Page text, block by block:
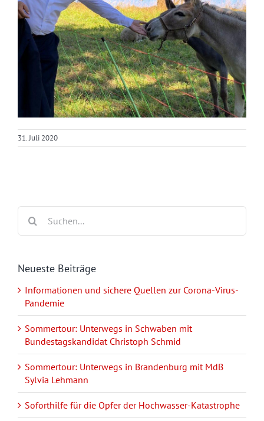
31. Juli 2020
nach:
Neueste Beiträge
Informationen und sichere Quellen zur Corona-Virus-
Pandemie
Sommertour: Unterwegs in Schwaben mit
Bundestagskandidat Christoph Schmid
Sommertour: Unterwegs in Brandenburg mit MdB
Sylvia Lehmann
Soforthilfe für die Opfer der Hochwasser-Katastrophe